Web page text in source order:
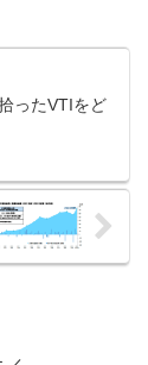
ったVTIをど